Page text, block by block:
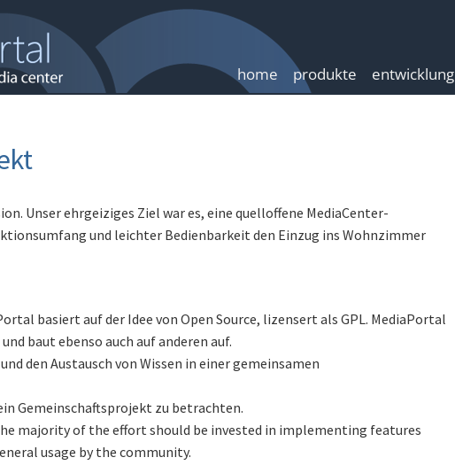
home produkte entwicklung
Unser ehrgeiziges Ziel war es, eine quelloffene MediaCenter-
und leichter Bedienbarkeit den Einzug ins Wohnzimmer
basiert auf der Idee von Open Source, lizensert als GPL. MediaPortal
baut ebenso auch auf anderen auf.
den Austausch von Wissen in einer gemeinsamen
Gemeinschaftsprojekt zu betrachten.
majority of the effort should be invested in implementing features
usage by the community.